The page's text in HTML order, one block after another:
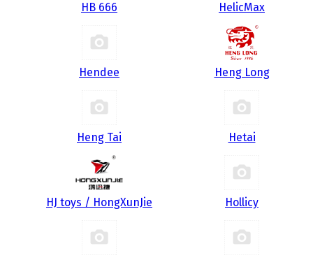
HB 666 HelicMax
Hendee Heng Long
Heng Tai Hetai
HJ toys / HongXunJie Hollicy